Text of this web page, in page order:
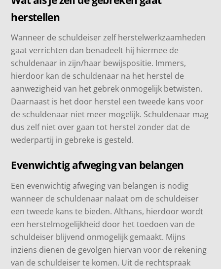
herstellen
Wanneer de schuldeiser zelf herstelwerkzaamheden
gaat verrichten dan benadeelt hij hiermee de
schuldenaar in zijn/haar bewijspositie. Immers,
hierdoor kan de schuldenaar na het herstel de
aanwezigheid van het gebrek onmogelijk betwisten.
Daarnaast is het door herstel een tweede kans voor
de schuldenaar niet meer mogelijk. Schuldenaar mag
dus zelf niet over gaan tot herstel zonder dat de
wederpartij in gebreke is gesteld.
Evenwichtig afweging van belangen
Een evenwichtig afweging van belangen is nodig
wanneer de schuldenaar nalaat om de schuldeiser
een tweede kans te bieden. Althans, hierdoor wordt
een herstelmogelijkheid door het toedoen van de
schuldeiser blijvend onmogelijk gemaakt. Mijns
inziens dienen de gevolgen hiervan voor de rekening
van de schuldeiser te komen. Uit de rechtspraak